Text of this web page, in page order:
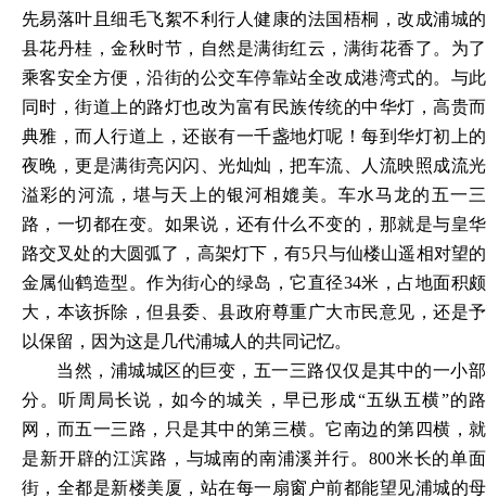
先易落叶且细毛飞絮不利行人健康的法国梧桐，改成浦城的
县花丹桂，金秋时节，自然是满街红云，满街花香了。为了
乘客安全方便，沿街的公交车停靠站全改成港湾式的。与此
同时，街道上的路灯也改为富有民族传统的中华灯，高贵而
典雅，而人行道上，还嵌有一千盏地灯呢！每到华灯初上的
夜晚，更是满街亮闪闪、光灿灿，把车流、人流映照成流光
溢彩的河流，堪与天上的银河相媲美。车水马龙的五一三
路，一切都在变。如果说，还有什么不变的，那就是与皇华
路交叉处的大圆弧了，高架灯下，有5只与仙楼山遥相对望的
金属仙鹤造型。作为街心的绿岛，它直径34米，占地面积颇
大，本该拆除，但县委、县政府尊重广大市民意见，还是予
以保留，因为这是几代浦城人的共同记忆。
当然，浦城城区的巨变，五一三路仅仅是其中的一小部
分。听周局长说，如今的城关，早已形成“五纵五横”的路
网，而五一三路，只是其中的第三横。它南边的第四横，就
是新开辟的江滨路，与城南的南浦溪并行。800米长的单面
街，全都是新楼美厦，站在每一扇窗户前都能望见浦城的母